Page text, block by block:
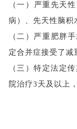
（一）严重先天
病）
、先天性脑积
（二）严重肥胖
定合并症接受了减
（三 ）特定法定
院治疗3天及以上